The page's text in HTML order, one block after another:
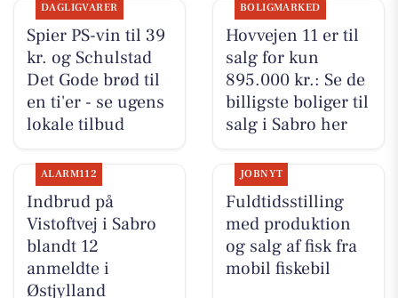
DAGLIGVARER
Spier PS-vin til 39
kr. og Schulstad
Det Gode brød til
en ti'er - se ugens
lokale tilbud
BOLIGMARKED
Hovvejen 11 er til
salg for kun
895.000 kr.: Se de
billigste boliger til
salg i Sabro her
ALARM112
Indbrud på
Vistoftvej i Sabro
blandt 12
anmeldte i
Østjylland
JOBNYT
Fuldtidsstilling
med produktion
og salg af fisk fra
mobil fiskebil